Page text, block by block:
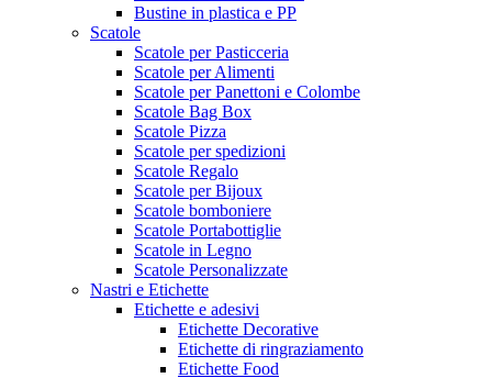
Bustine in plastica e PP
Scatole
Scatole per Pasticceria
Scatole per Alimenti
Scatole per Panettoni e Colombe
Scatole Bag Box
Scatole Pizza
Scatole per spedizioni
Scatole Regalo
Scatole per Bijoux
Scatole bomboniere
Scatole Portabottiglie
Scatole in Legno
Scatole Personalizzate
Nastri e Etichette
Etichette e adesivi
Etichette Decorative
Etichette di ringraziamento
Etichette Food